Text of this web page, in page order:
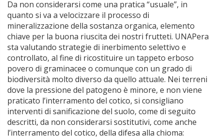
Da non considerarsi come una pratica “usuale”, in
quanto si va a velocizzare il processo di
mineralizzazione della sostanza organica, elemento
chiave per la buona riuscita dei nostri frutteti. UNAPera
sta valutando strategie di inerbimento selettivo e
controllato, al fine di ricostituire un tappeto erboso
povero di graminacee o comunque con un grado di
biodiversità molto diverso da quello attuale. Nei terreni
dove la pressione del patogeno è minore, e non viene
praticato l’interramento del cotico, si consigliano
interventi di sanificazione del suolo, come di seguito
descritti, da non considerarsi sostitutivi, come anche
l’interramento del cotico, della difesa alla chioma: